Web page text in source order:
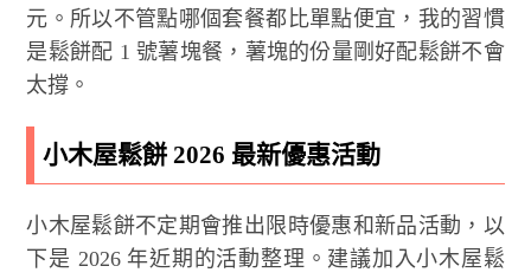
元。所以不管點哪個套餐都比單點便宜，我的習慣
是鬆餅配 1 號薯塊餐，薯塊的份量剛好配鬆餅不會
太撐。
小木屋鬆餅 2026 最新優惠活動
小木屋鬆餅不定期會推出限時優惠和新品活動，以
下是 2026 年近期的活動整理。建議加入小木屋鬆